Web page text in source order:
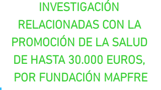
INVESTIGACIÓN
RELACIONADAS CON LA
PROMOCIÓN DE LA SALUD
DE HASTA 30.000 EUROS,
POR FUNDACIÓN MAPFRE